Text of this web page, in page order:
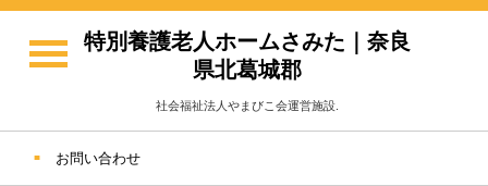
特別養護老人ホームさみた｜奈良
県北葛城郡
社会福祉法人やまびこ会運営施設.
お問い合わせ